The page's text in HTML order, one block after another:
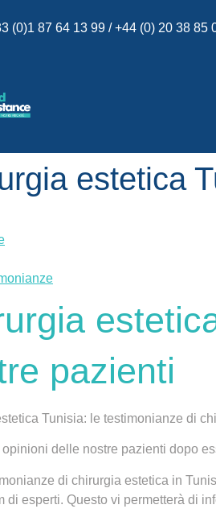
(0)1 87 64 13 99 / +44 (0) 20 38 85
estetica
pazienti
Tunisia: le testimonianze di
opinioni delle nostre pazienti dopo
di chirurgia estetica in
di esperti. Questo vi permetterà di